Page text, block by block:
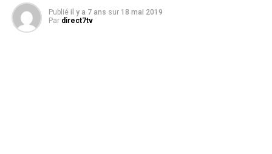
Publié il y a 7 ans sur 18 mai 2019
Par direct7tv